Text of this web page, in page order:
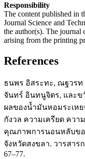
Responsibility
The content published in
Journal Science and
the author(s). The journal
arising from the printing
References
ธนพร อิสระทะ, ณฐวรท
จันทร์ อินทนูจิตร, และข
ผลของน้ำมันหอมระเหย
กังวล ความเครียด คว
คุณภาพการนอนหลับขอ
จังหวัดสงขลา. วารสา
67–77.